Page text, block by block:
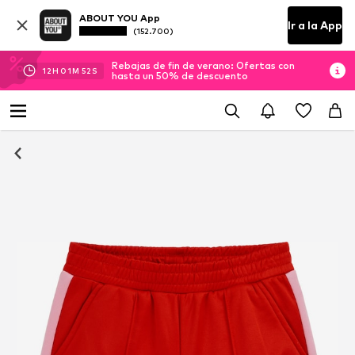
ABOUT YOU App
(152.700) Ir a la App
12H 01M 51 S
Rebajas de fin de verano: Ofertas con
hasta un 50% de descuento